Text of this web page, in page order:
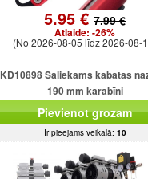
5.95 €7.99 €
Atlaide: -26%
(No 2026-08-05 līdz 2026-08-
KD10898 Saliekams kabatas
190 mm karabīni
Pievienot grozam
Ir pieejams veikalā: 10